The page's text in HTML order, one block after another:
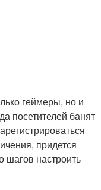
геймеры, но и
посетителей банят
придется
шагов настроить